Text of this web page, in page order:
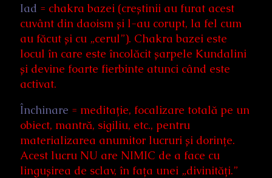
Iad = chakra bazei (creștinii au furat acest
cuvânt din daoism și l-au corupt, la fel cum
au făcut și cu „cerul”). Chakra bazei este
locul în care este încolăcit șarpele Kundalini
și devine foarte fierbinte atunci când este
activat.
Închinare = meditație, focalizare totală pe un
obiect, mantră, sigiliu, etc., pentru
materializarea anumitor lucruri și dorințe.
Acest lucru NU are NIMIC de a face cu
lingușirea de sclav, în fața unei „divinități.”